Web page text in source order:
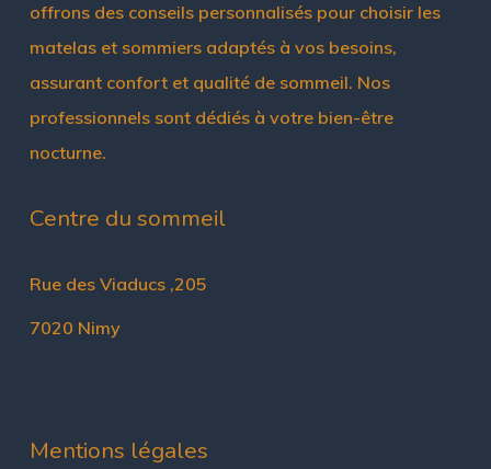
offrons des conseils personnalisés pour choisir les
matelas et sommiers adaptés à vos besoins,
assurant confort et qualité de sommeil. Nos
professionnels sont dédiés à votre bien-être
nocturne.
Centre du sommeil
Rue des Viaducs ,205
7020 Nimy
Mentions légales